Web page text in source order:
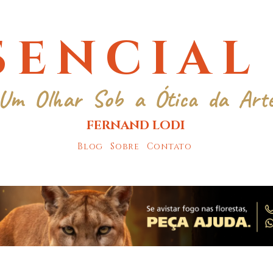
Olhar Sob a Ótica da
FERNAND LODI
Blog Sobre Contato